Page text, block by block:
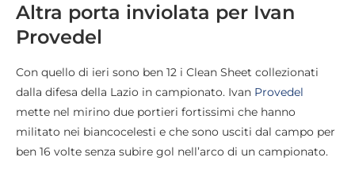
Altra porta inviolata per Ivan
Provedel
Con quello di ieri sono ben 12 i Clean Sheet collezionati
dalla difesa della Lazio in campionato. Ivan Provedel
mette nel mirino due portieri fortissimi che hanno
militato nei biancocelesti e che sono usciti dal campo per
ben 16 volte senza subire gol nell’arco di un campionato.